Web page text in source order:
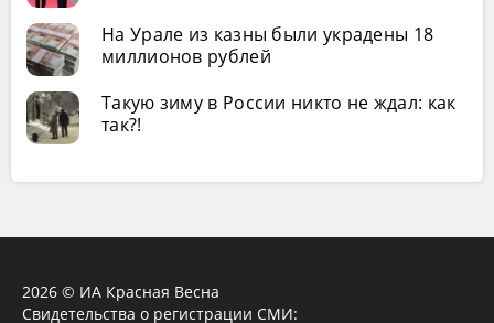
На Урале из казны были украдены 18
миллионов рублей
Такую зиму в России никто не ждал: как
так?!
2026 © ИА Красная Весна
Свидетельства о регистрации СМИ: